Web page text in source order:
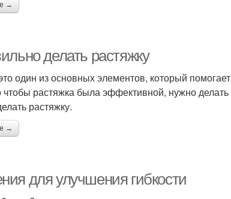
→
делать растяжку
один из основных элементов, который
чтобы растяжка была эффективной, нужно
растяжку.
→
для улучшения гибкости